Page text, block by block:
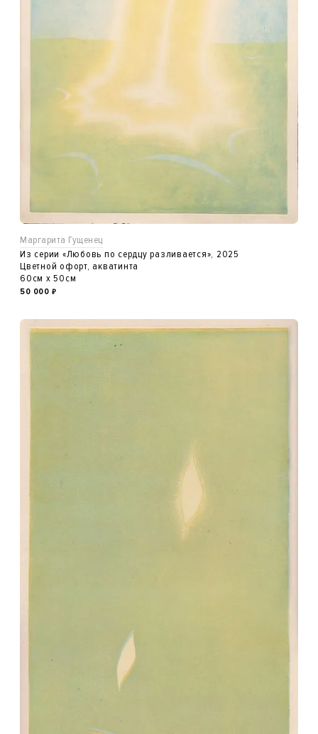
Маргарита Гущенец
Из серии «Любовь по сердцу разливается», 2025
Цветной офорт, акватинта
60см x 50см
50 000 ₽